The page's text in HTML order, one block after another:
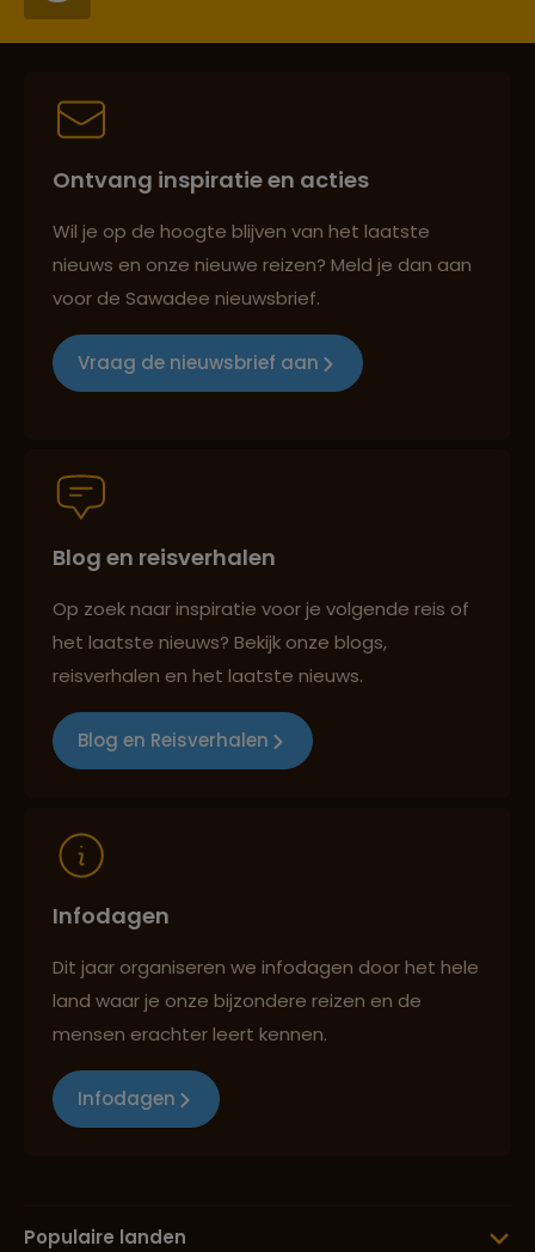
Persoonlijk en deskundig reisadvies
Reizen met oog voor mens, cultuur en milieu
Persoonlijk en deskundig reisadvies
Best beoordeelde reisroutes
Ontvang inspiratie en acties
Wil je op de hoogte blijven van het laatste
nieuws en onze nieuwe reizen? Meld je dan aan
voor de Sawadee nieuwsbrief.
Vraag de nieuwsbrief aan
Blog en reisverhalen
Op zoek naar inspiratie voor je volgende reis of
het laatste nieuws? Bekijk onze blogs,
reisverhalen en het laatste nieuws.
Blog en Reisverhalen
Infodagen
Dit jaar organiseren we infodagen door het hele
land waar je onze bijzondere reizen en de
mensen erachter leert kennen.
Infodagen
Populaire landen